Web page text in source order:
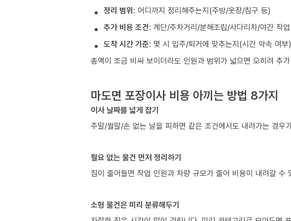
정리 범위: 어디까지 정리해주는지(주방/옷장/침구 등)
추가 비용 조건: 계단/주차거리/분해조립/사다리차/야간 작
도착 시간 기준: 몇 시 입주/퇴거에 맞추는지(시간 약속 여부)
총액이 조금 비싸 보이더라도 인원과 범위가 넓으면 오히려 추
마도면 포장이사 비용 아끼는 방법 8가지
이사 날짜를 넓게 잡기
주말/월말/손 없는 날을 피하면 같은 조건에서도 내려가는 경우
필요 없는 물건 먼저 정리하기
짐이 줄어들면 작업 인원과 차량 규모가 줄어 비용이 내려갈
소형 물건은 미리 분류해두기